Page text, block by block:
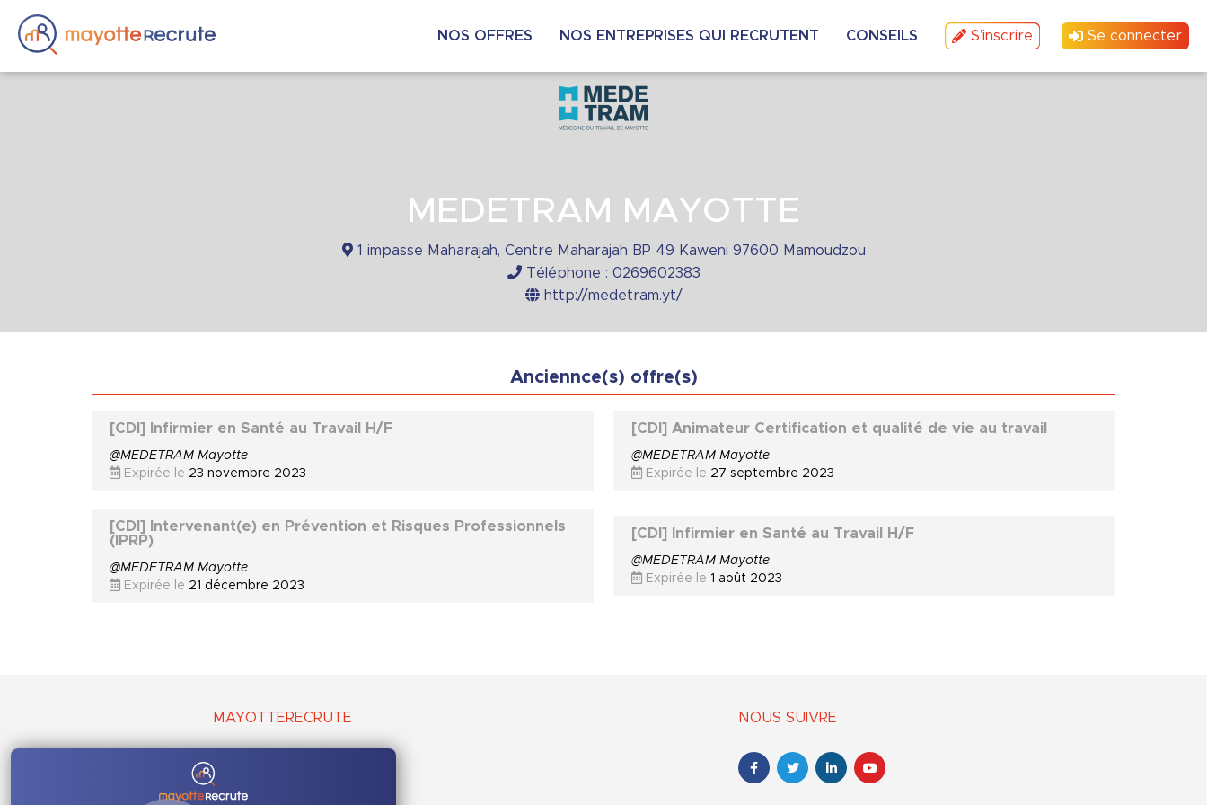
NOS OFFRES NOS ENTREPRISES QUI RECRUTENT CONSEILS S’inscrire Se connecter
MEDETRAM MAYOTTE
1 impasse Maharajah, Centre Maharajah BP 49 Kaweni 97600 Mamoudzou
Téléphone : 0269602383
http://medetram.yt/
Anciennce(s) offre(s)
[CDI] Infirmier en Santé au Travail H/F
@MEDETRAM Mayotte
Expirée le 23 novembre 2023
[CDI] Animateur Certification et qualité de vie au travail
@MEDETRAM Mayotte
Expirée le 27 septembre 2023
[CDI] Intervenant(e) en Prévention et Risques Professionnels
(IPRP)
@MEDETRAM Mayotte
Expirée le 21 décembre 2023
[CDI] Infirmier en Santé au Travail H/F
@MEDETRAM Mayotte
Expirée le 1 août 2023
MAYOTTERECRUTE NOUS SUIVRE